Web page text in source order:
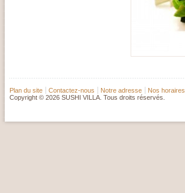
Plan du site Contactez-nous Notre adresse Nos horaires
Copyright © 2026 SUSHI VILLA. Tous droits réservés.